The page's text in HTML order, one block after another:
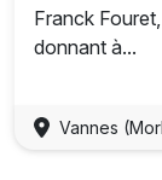
Franck
donnant à...
Vannes